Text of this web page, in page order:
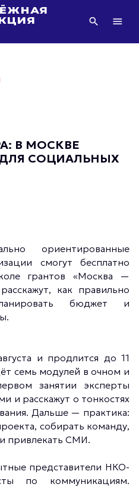
В МОСКВЕ
СОЦИАЛЬНЫХ
ориентированные
смогут бесплатно
грантов «Москва —
как правильно
бюджет и
и продлится до 11
семь модулей в очном и
занятии эксперты
и расскажут о тонкостях
Дальше — практика:
собирать команду,
привлекать СМИ.
представители НКО-
по коммуникациям.